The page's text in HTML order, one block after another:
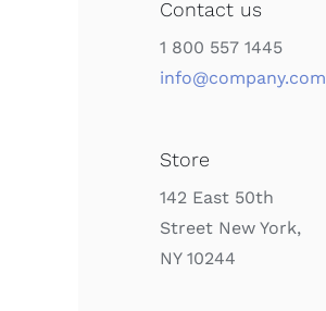
Contact us
1 800 557 1445
info@company.com
Store
142 East 50th
Street New York,
NY 10244